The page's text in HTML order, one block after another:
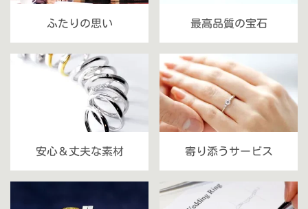
ふたりの思い 最高品質の宝石
安心＆丈夫な素材 寄り添うサービス